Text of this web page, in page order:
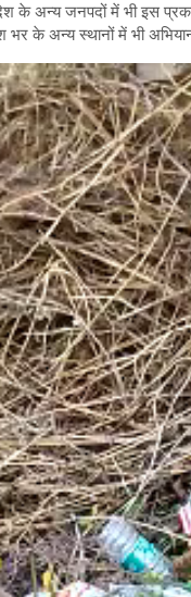
के अन्य जनपदों में भी इस
भर के अन्य स्थानों में भी